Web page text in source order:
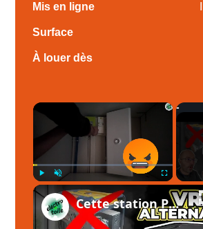
Mis en ligne
Surface
À louer dès
×
Fullscreen
Cette station PEUT remplacer un groupe électrogène ? Test réel de l’AFERIY P280 ⚡